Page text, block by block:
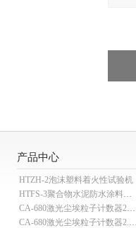
产品中心
HTZH-2泡沫塑料着火性试验机
HTFS-3聚合物水泥防水涂料分散机
CA-680激光尘埃粒子计数器28.3L
CA-680激光尘埃粒子